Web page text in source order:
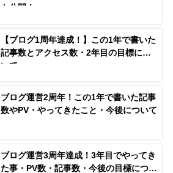
も公開！
【ブログ1周年達成！】この1年で書いた
記事数とアクセス数・2年目の目標につ
いて
ブログ運営2周年！この1年で書いた記事
数やPV・やってきたこと・今後について
ブログ運営3周年達成！3年目でやってき
た事・PV数・記事数・今後の目標につい